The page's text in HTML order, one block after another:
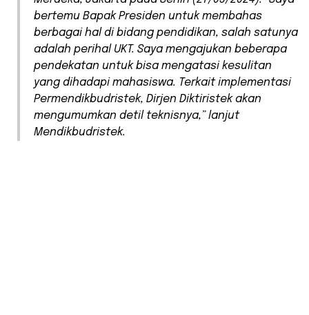
bertemu Bapak Presiden untuk membahas
berbagai hal di bidang pendidikan, salah satunya
adalah perihal UKT. Saya mengajukan beberapa
pendekatan untuk bisa mengatasi kesulitan
yang dihadapi mahasiswa. Terkait implementasi
Permendikbudristek, Dirjen Diktiristek akan
mengumumkan detil teknisnya,” lanjut
Mendikbudristek.